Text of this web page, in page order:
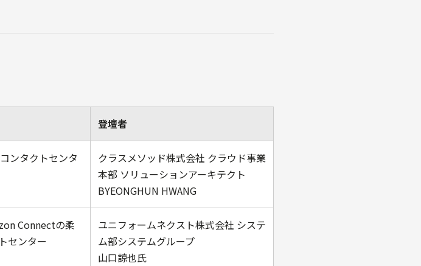
登壇者
ンタクトセンタ
クラスメソッド株式会社 クラウド事業
本部 ソリューションアーキテクト
BYEONGHUN HWANG
Connectの柔
センター
ユニフォームネクスト株式会社 システ
ム部システムグループ
山口諒也氏